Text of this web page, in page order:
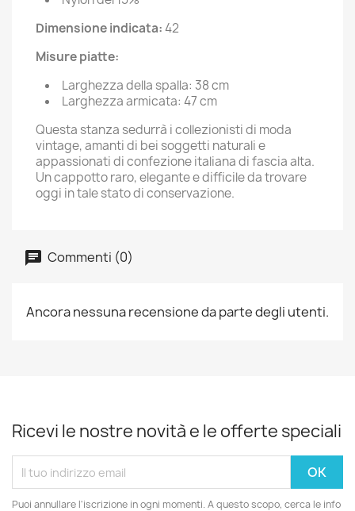
Dimensione indicata:42
Misure piatte:
Larghezza della spalla: 38 cm
Larghezza armicata: 47 cm
Questa stanza sedurrà i collezionisti di moda
vintage, amanti di bei soggetti naturali e
appassionati di confezione italiana di fascia alta.
Un cappotto raro, elegante e difficile da trovare
oggi in tale stato di conservazione.
Commenti (0)
Ancora nessuna recensione da parte degli utenti.
Ricevi le nostre novità e le offerte speciali
Puoi annullare l'iscrizione in ogni momenti. A questo scopo, cerca le info